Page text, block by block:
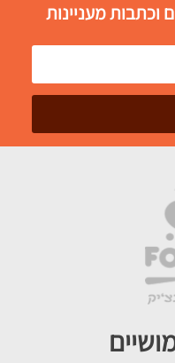
וכתבות מעניינות